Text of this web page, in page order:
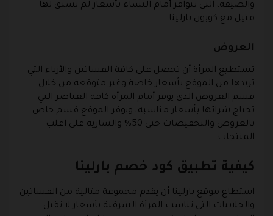
والضيقة، التي تتوافر أمام النساء بأسعار لم يسبق لها
مثيل مع كوبون بارلينا.
العروض
تستطيع المرأة أن تحصل على كافة الفساتين والأزياء التي
تريدها من الموقع بأسعار خاصة وغير متوقعة من خلال
قسم العروض الذي يوفر أمام المرأة كافة العناصر التي
تحتاج شرائها بأسعار مناسبه، ويوفر الموقع قسم خاص
بالعروض والتخفيضات حتي 50% والسارية علي اغلب
المنتجات.
كيفية تطبيق كود خصم بارلينا
استطاع موقع بارلينا أن يقدم مجموعة مثالية من الفساتين
والجلابيات التي تناسب المرأة الشرقية بأسعار لا تقبل